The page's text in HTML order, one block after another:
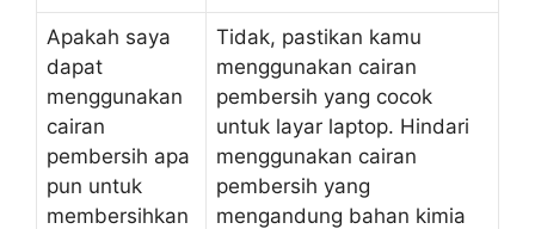
Apakah saya
dapat
menggunakan
cairan
pembersih apa
pun untuk
membersihkan
Tidak, pastikan kamu
menggunakan cairan
pembersih yang cocok
untuk layar laptop. Hindari
menggunakan cairan
pembersih yang
mengandung bahan kimia